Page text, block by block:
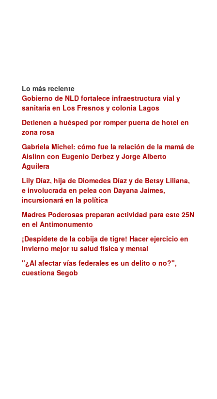
Lo más reciente
Gobierno de NLD fortalece infraestructura vial y
sanitaria en Los Fresnos y colonia Lagos
Detienen a huésped por romper puerta de hotel en
zona rosa
Gabriela Michel: cómo fue la relación de la mamá de
Aislinn con Eugenio Derbez y Jorge Alberto
Aguilera
Lily Díaz, hija de Diomedes Díaz y de Betsy Liliana,
e involucrada en pelea con Dayana Jaimes,
incursionará en la política
Madres Poderosas preparan actividad para este 25N
en el Antimonumento
¡Despídete de la cobija de tigre! Hacer ejercicio en
invierno mejor tu salud física y mental
"¿Al afectar vías federales es un delito o no?",
cuestiona Segob